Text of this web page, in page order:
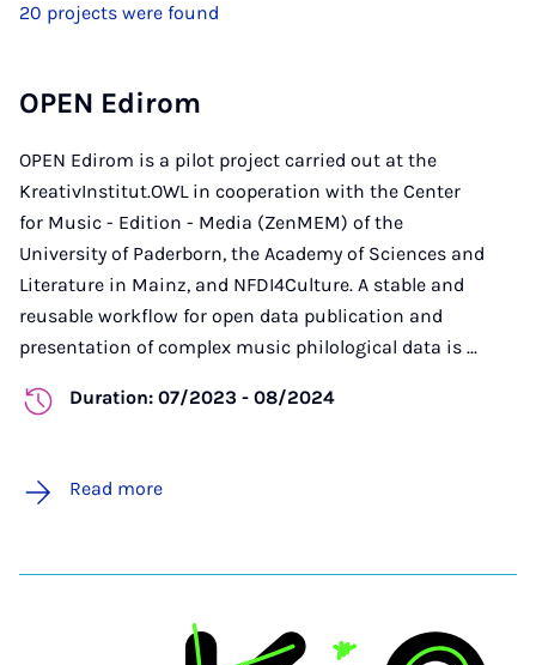
20 projects were found
OPEN Edirom
OPEN Edirom is a pilot project carried out at the
KreativInstitut.OWL in cooperation with the Center
for Music - Edition - Media (ZenMEM) of the
University of Paderborn, the Academy of Sciences and
Literature in Mainz, and NFDI4Culture. A stable and
reusable workflow for open data publication and
presentation of complex music philological data is ...
Duration: 07/2023 - 08/2024
Read more